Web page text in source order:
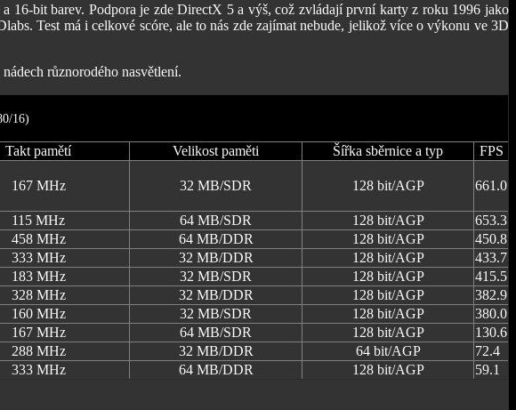
16-bit barev. Podpora je zde DirectX 5 a výš, což zvládají první karty z roku 1996 jako
Test má i celkové scóre, ale to nás zde zajímat nebude, jelikož více o výkonu ve 3D
různorodého nasvětlení.
16)
Takt pamětí Velikost paměti Šířka sběrnice a typ FPS
167 MHz 32 MB/SDR 128 bit/AGP 661.0
115 MHz 64 MB/SDR 128 bit/AGP
653.3
458 MHz 64 MB/DDR 128 bit/AGP
450.8
333 MHz 32 MB/DDR 128 bit/AGP
433.7
183 MHz 32 MB/SDR 128 bit/AGP
415.5
328 MHz 32 MB/DDR 128 bit/AGP
382.9
160 MHz 32 MB/SDR 128 bit/AGP
380.0
167 MHz 64 MB/SDR 128 bit/AGP
130.6
288 MHz 32 MB/DDR 64 bit/AGP
72.4
333 MHz 64 MB/DDR 128 bit/AGP 59.1